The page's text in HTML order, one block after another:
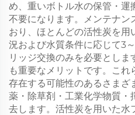
め、重いボトル水の保管・運
不要になります。メンテナン
おり、ほとんどの活性炭を用
況および水質条件に応じて3
リッジ交換のみを必要とし
も重要なメリットです。こ
存在する可能性のあるさまざ
薬・除草剤・工業化学物質・
去します。活性炭を用いた水